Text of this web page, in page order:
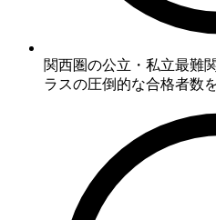
関西圏の公立・私立最難
ラスの圧倒的な合格者数